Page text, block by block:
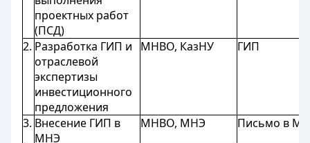
проектных работ
(ПСД)
2. Разработка ГИП и
отраслевой
экспертизы
инвестиционного
предложения
МНВО, КазНУ ГИП
3. Внесение ГИП в
МНЭ
МНВО, МНЭ Письмо в